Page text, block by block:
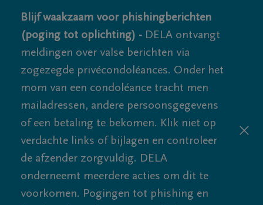
Blijf waakzaam voor phishingberichten
(poging tot oplichting) - DELA ontvangt
meldingen over valse berichten via
zogezegde privécondoléances. Onder het
mom van een condoléance tracht men
mailadressen, andere persoonsgegevens
of een betaling te bekomen. Klik niet op
verdachte links of bijlagen en controleer
de afzender zorgvuldig. DELA
onderneemt meerdere acties om dit te
voorkomen. Pogingen tot phishing en